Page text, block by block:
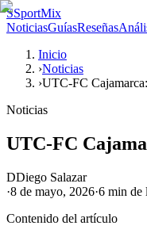
SSportMix
NoticiasGuíasReseñas
Inicio
›Noticias
›UTC-FC
Noticias
UTC-FC
DDiego Salazar
·8 de mayo, 2026·6 min de
Contenido del artículo